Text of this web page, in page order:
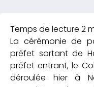
La cérémonie de
préfet sortant de
préfet entrant, le
déroulée hier à